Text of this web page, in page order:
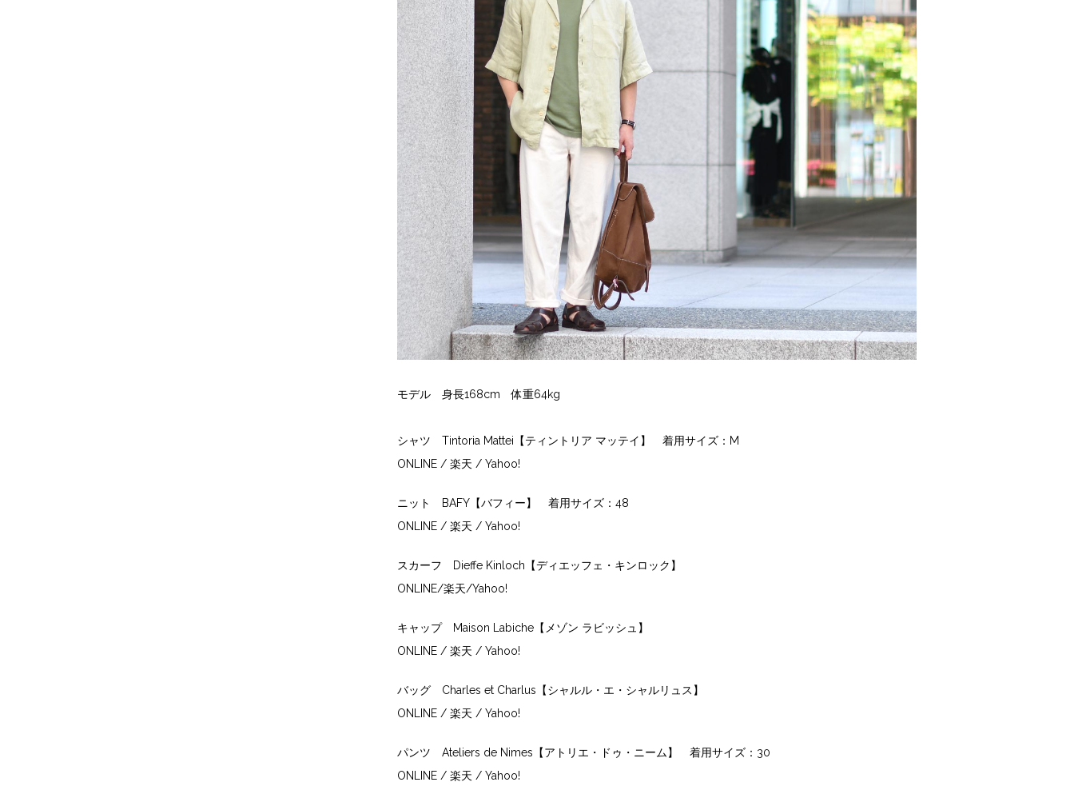
モデル 身長168cm 体重64kg
シャツ Tintoria Mattei【ティントリア マッテイ】 着用サイズ：M
ONLINE / 楽天 / Yahoo!
ニット BAFY【バフィー】 着用サイズ：48
ONLINE / 楽天 / Yahoo!
スカーフ Dieffe Kinloch【ディエッフェ・キンロック】
ONLINE/楽天/Yahoo!
キャップ Maison Labiche【メゾン ラビッシュ】
ONLINE / 楽天 / Yahoo!
バッグ Charles et Charlus【シャルル・エ・シャルリュス】
ONLINE / 楽天 / Yahoo!
パンツ Ateliers de Nimes【アトリエ・ドゥ・ニーム】 着用サイズ：30
ONLINE / 楽天 / Yahoo!